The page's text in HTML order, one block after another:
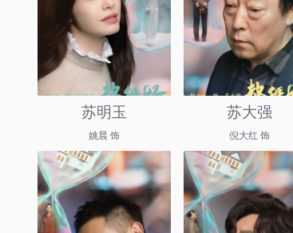
苏明玉
姚晨 饰
苏大强
倪大红 饰